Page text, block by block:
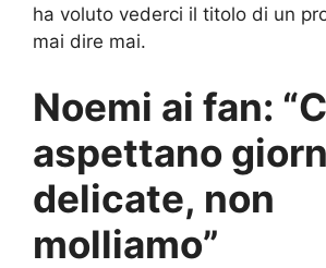
ha voluto vederci il titolo di un
mai dire mai.
Noemi ai fan:
aspettano
delicate, non
molliamo”